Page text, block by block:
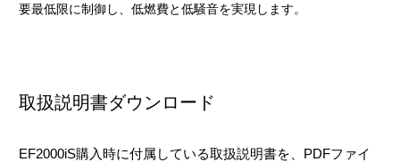
要最低限に制御し、低燃費と低騒音を実現します。
取扱説明書ダウンロード
EF2000iS購入時に付属している取扱説明書を、PDFファイ